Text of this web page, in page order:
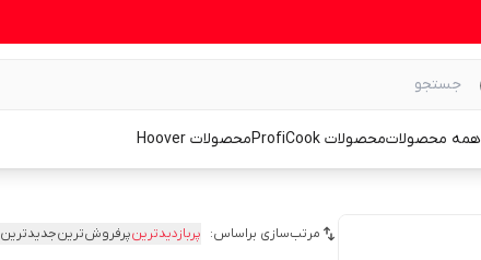
همه محصولاتمحصولات ProfiCook محصولات Hoover
مرتب‌سازی براساس: پربازدیدترینپرفروش‌ترینجدیدترین